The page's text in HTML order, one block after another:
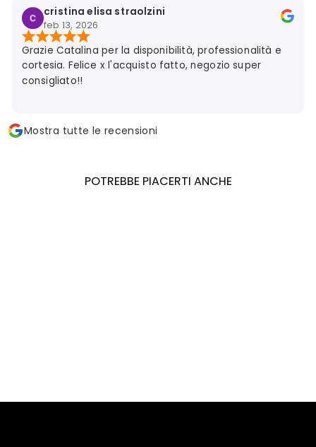
Piacenzacristina elisa straolzini
feb 13, 2026
Grazie Catalina per la disponibilità, professionalità e
cortesia. Felice x l'acquisto fatto, negozio super
consigliato!!
Mostra tutte le recensioni
POTREBBE PIACERTI ANCHE